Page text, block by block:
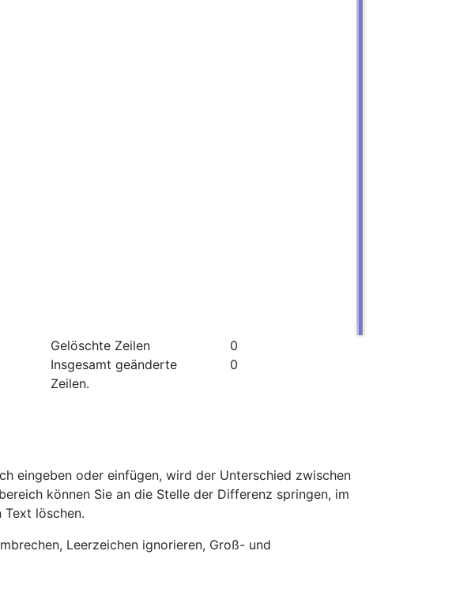
Gelöschte Zeilen
0
Insgesamt geänderte
Zeilen.
0
eingeben oder einfügen, wird der Unterschied zwischen
können Sie an die Stelle der Differenz springen, im
löschen.
Leerzeichen ignorieren, Groß- und